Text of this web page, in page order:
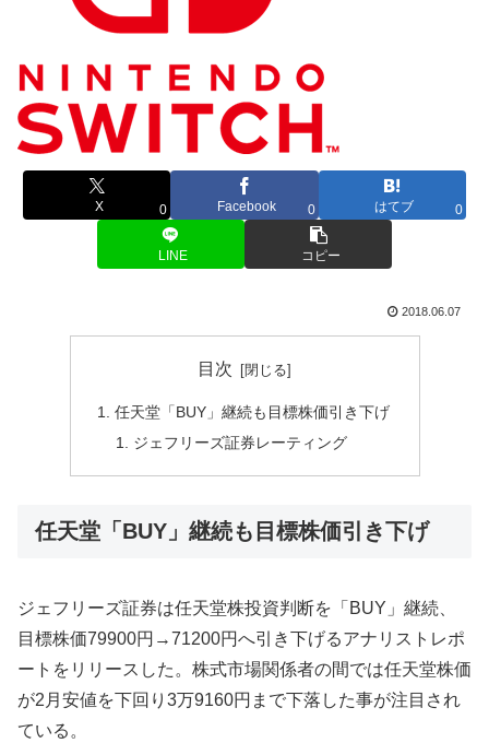
X 0 Facebook 0 はてブ 0
LINE コピー
2018.06.07
目次
任天堂「BUY」継続も目標株価引き下げ
ジェフリーズ証券レーティング
任天堂「BUY」継続も目標株価引き下げ
ジェフリーズ証券は任天堂株投資判断を「BUY」継続、
目標株価79900円→71200円へ引き下げるアナリストレポ
ートをリリースした。株式市場関係者の間では任天堂株価
が2月安値を下回り3万9160円まで下落した事が注目され
ている。